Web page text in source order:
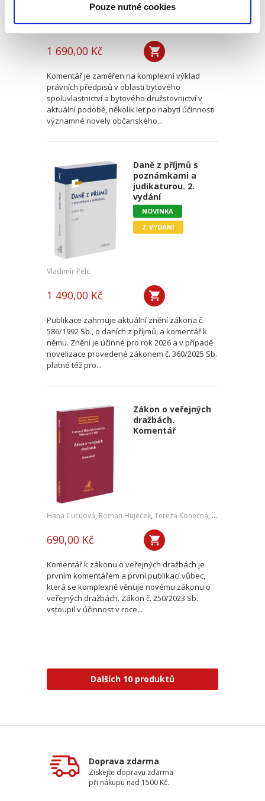
Pouze nutné cookies
Marek Novotný,Tomáš Horák,Josef Holejšovský,Jaroslav Oehm
1 690,00 Kč
Komentář je zaměřen na komplexní výklad
právních předpisů v oblasti bytového
spoluvlastnictví a bytového družstevnictví v
aktuální podobě, několik let po nabytí účinnosti
významné novely občanského...
Daně z příjmů s
poznámkami a
judikaturou. 2.
vydání
NOVINKA
2. VYDÁNÍ
Vladimír Pelc
1 490,00 Kč
Publikace zahrnuje aktuální znění zákona č.
586/1992 Sb., o daních z příjmů, a komentář k
němu. Znění je účinné pro rok 2026 a v případě
novelizace provedené zákonem č. 360/2025 Sb.
platné též pro...
Zákon o veřejných
dražbách.
Komentář
Hana Cucuová, Roman Huječek, Tereza Konečná, Zdeňka
690,00 Kč
Komentář k zákonu o veřejných dražbách je
prvním komentářem a první publikací vůbec,
která se komplexně věnuje novému zákonu o
veřejných dražbách. Zákon č. 250/2023 Sb.
vstoupil v účinnost v roce...
Dalších 10 produktů
Doprava zdarma
Získejte dopravu zdarma
při nákupu nad 1500 Kč.